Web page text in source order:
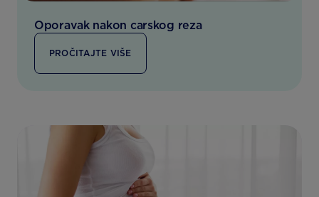
Oporavak nakon carskog reza
PROČITAJTE VIŠE